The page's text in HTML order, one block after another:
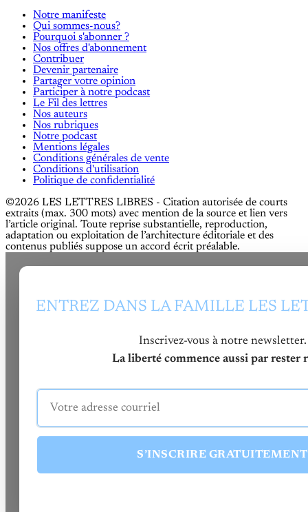
Notre manifeste
Qui sommes-nous?
Pourquoi s'abonner ?
Nos offres d'abonnement
Contribuer
Devenir partenaire
Partager votre opinion
Participer à notre podcast
Le Fil des lettres
Nos auteurs
Nos rubriques
Notre podcast
Mentions légales
Conditions générales de vente
Conditions d'utilisation
Politique de confidentialité
©2026 LES LETTRES LIBRES - Citation autorisée de courts
extraits (max. 300 mots) avec mention de la source et lien vers
l’article original. Toute reprise substantielle, reproduction,
adaptation ou exploitation de l’architecture éditoriale et des
contenus publiés suppose un accord écrit préalable.
ENTREZ DANS LA FAMILLE LES
Inscrivez-vous à notre newsletter.
La liberté commence aussi par rester
S’INSCRIRE GRATUITEMENT